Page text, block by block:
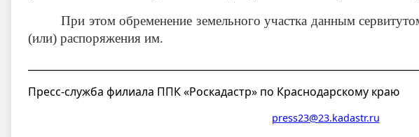
При этом обременение земельного участка данным
(или) распоряжения им.
Пресс-служба филиала ППК «Роскадастр» по Краснодарскому краю
press23@23.kadastr.ru